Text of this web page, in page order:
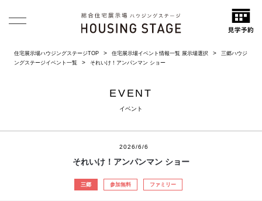
住宅展示場ハウジングステージTOP 住宅展示場イベント情報一覧 展示場選択
三郷ハウジ
ングステージイベント一覧
それいけ！アンパンマン ショー
EVENT
イベント
2026/6/6
それいけ！アンパンマン ショー
三郷 参加無料 ファミリー